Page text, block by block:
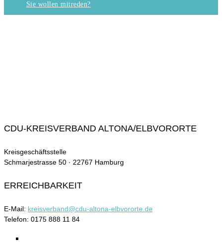
Sie wollen mitreden?
CDU-KREISVERBAND ALTONA/ELBVORORTE
Kreisgeschäftsstelle
Schmarjestrasse 50 · 22767 Hamburg
ERREICHBARKEIT
E-Mail: kreisverband@cdu-altona-elbvororte.de
Telefon: 0175 888 11 84